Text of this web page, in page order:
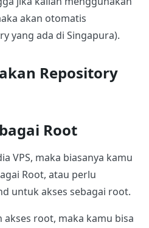
akan otomatis
yang ada di Singapura).
Repository
Root
VPS, maka biasanya kamu
Root, atau perlu
untuk akses sebagai root.
akses root, maka kamu bisa